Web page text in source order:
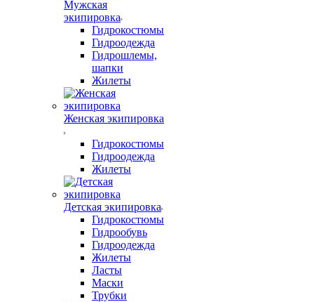
Мужская
экипировка
Гидрокостюмы
Гидроодежда
Гидрошлемы,
шапки
Жилеты
Женская экипировка
Гидрокостюмы
Гидроодежда
Жилеты
Детская экипировка
Гидрокостюмы
Гидрообувь
Гидроодежда
Жилеты
Ласты
Маски
Трубки